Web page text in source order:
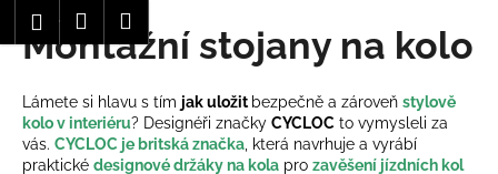
Přejít
PřihlášeníNákupní
košík
Montážní stojany na kolo
Lámete si hlavu s tím jak uložit bezpečně a zároveň stylově
kolo v interiéru? Designéři značky CYCLOC to vymysleli za
vás. CYCLOC je britská značka , která navrhuje a vyrábí
praktické designové držáky na kola pro zavěšení jízdních kol
o
Zpět
Zpět
C
o